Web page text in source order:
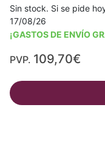
Sin stock. Si se pide
17/08/26
¡GASTOS DE ENVÍO
PVP. 109,70€